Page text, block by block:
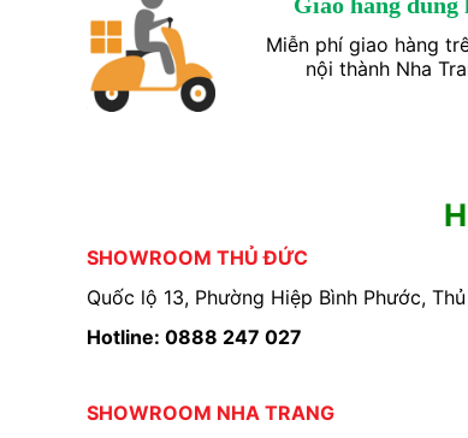
Miễn phí giao hàng
nội thành Nha
SHOWROOM THỦ ĐỨC
Quốc lộ 13, Phường Hiệp Bình Phước,
Hotline: 0888 247 027
SHOWROOM NHA TRANG